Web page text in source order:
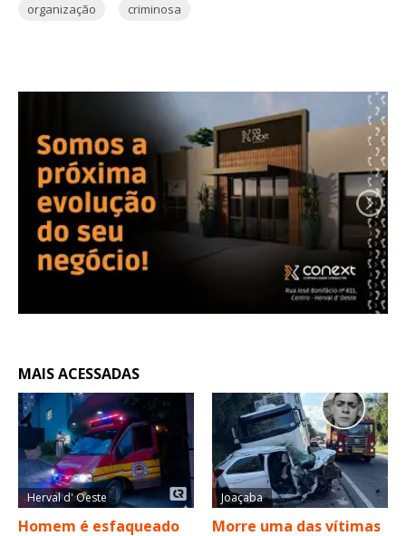
organização
criminosa
MAIS ACESSADAS
Herval d' Oeste
Homem é esfaqueado
Joaçaba
Morre uma das vítimas